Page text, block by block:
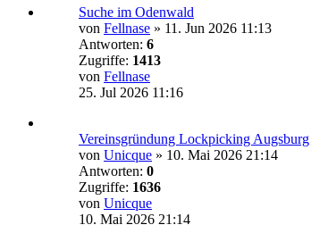
Suche im Odenwald
von Fellnase » 11. Jun 2026 11:13
Antworten: 6
Zugriffe: 1413
von Fellnase
25. Jul 2026 11:16
Vereinsgründung Lockpicking Augsburg
von Unicque » 10. Mai 2026 21:14
Antworten: 0
Zugriffe: 1636
von Unicque
10. Mai 2026 21:14